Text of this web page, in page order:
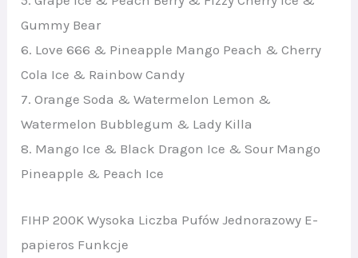
Gummy Bear
6. Love 666 & Pineapple Mango Peach & Cherry
Cola Ice & Rainbow Candy
7. Orange Soda & Watermelon Lemon &
Watermelon Bubblegum & Lady Killa
8. Mango Ice & Black Dragon Ice & Sour Mango
Pineapple & Peach Ice
FIHP 200K Wysoka Liczba Pufów Jednorazowy E-
papieros Funkcje